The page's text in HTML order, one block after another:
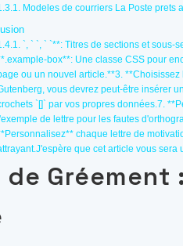
Modeles de courriers La Poste prets
`, ` `, ` `**: Titres de sections et sous-
box**: Une classe CSS pour
ou un nouvel article.**3.
vous devrez peut-être insérer
`[]` par vos propres données.7.
de lettre pour les fautes
chaque lettre de
que cet article vous